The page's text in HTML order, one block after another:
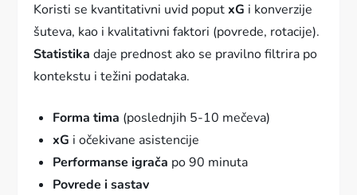
Koristi se kvantitativni uvid poputxG i konverzije
šuteva, kao i kvalitativni faktori (povrede, rotacije).
Statistika daje prednost ako se pravilno filtrira po
kontekstu i težini podataka.
Forma tima (poslednjih 5-10 mečeva)
xG i očekivane asistencije
Performanse igrača po 90 minuta
Povrede i sastav